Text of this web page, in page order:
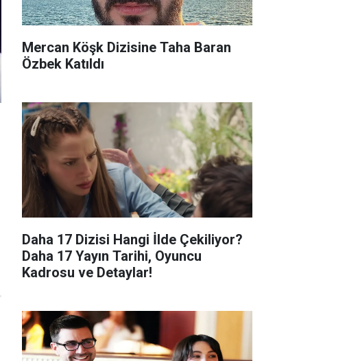
Mercan Köşk Dizisine Taha Baran
Özbek Katıldı
Daha 17 Dizisi Hangi İlde Çekiliyor?
Daha 17 Yayın Tarihi, Oyuncu
Kadrosu ve Detaylar!